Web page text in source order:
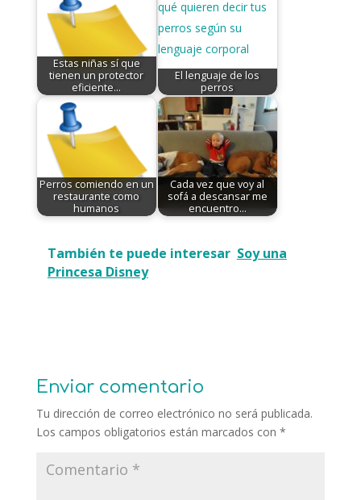
Estas niñas sí que
tienen un protector
eficiente...
El lenguaje de los
perros
Perros comiendo en un
restaurante como
humanos
Cada vez que voy al
sofá a descansar me
encuentro…
También te puede interesar Soy una
Princesa Disney
Enviar comentario
Tu dirección de correo electrónico no será publicada.
Los campos obligatorios están marcados con *